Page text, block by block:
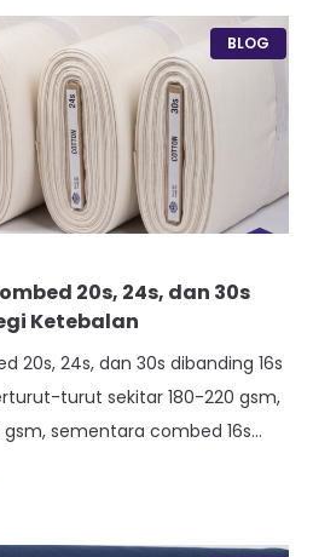
[…]
BLOG
20s, 24s, dan 30s
Ketebalan
20s, 24s, dan 30s dibanding 16s
turut sekitar 180-220 gsm,
gsm, sementara combed 16s
kokoh, sedangkan kaos lain